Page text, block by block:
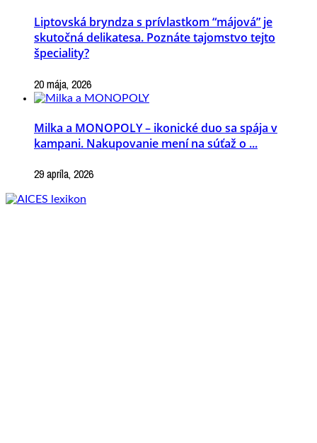
Liptovská bryndza s prívlastkom “májová” je
skutočná delikatesa. Poznáte tajomstvo tejto
špeciality?
20 mája, 2026
Milka a MONOPOLY – ikonické duo sa spája v
kampani. Nakupovanie mení na súťaž o ...
29 apríla, 2026